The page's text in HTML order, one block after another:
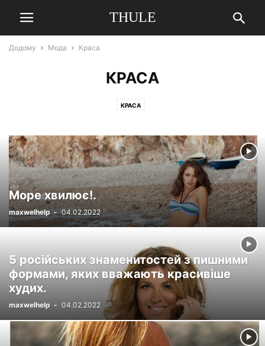
THULE
Додому Мода Краса
КРАСА
КРАСА
Море хвилює!.
maxwelhelp - 04.02.2022
5 російських знаменитостей з пишними
формами, яких вважають красивіше
худих.
maxwelhelp - 04.02.2022